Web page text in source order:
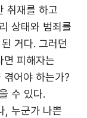
취재를 하고
상태와 범죄를
거다. 그러던
면 피해자는
겪어야 하는가?
수 있다.
, 누군가 나쁜